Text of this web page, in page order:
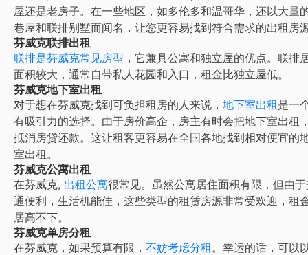
屋还是老房子。在一些地区，如多伦多和温哥华，还以大量
巷屋和联排别墅而闻名，让您更容易找到符合需求的出租房
芬威克联排出租
联排是芬威克常见房型 ，它兼具公寓和独立屋的优点。联排
面积较大，通常自带私人花园和入口，租金比独立屋低。
芬威克地下室出租
对于想在芬威克找到可负担租房的人来说， 地下室出租是一
有吸引力的选择。由于房价高企，房主有时会把地下室出租
抵消房贷还款。这让租客更容易在全国各地找到相对便宜的
室出租。
芬威克公寓出租
在芬威克, 出租公寓很常见。虽然公寓居住面积有限，但由
通便利，生活机能佳，这些类型的租赁房源非常受欢迎，租
居高不下。
芬威克单房分租
在芬威克 ，如果预算有限， 不妨考虑分租 。幸运的话，可以